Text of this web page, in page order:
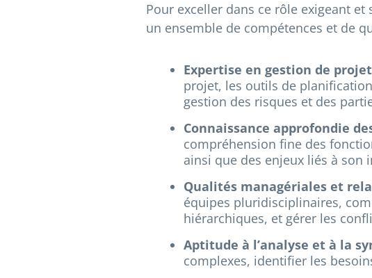
Pour exceller dans ce rôle exigeant
un ensemble de compétences et de
Expertise en gestion de
projet, les outils de
gestion des risques et des
Connaissance approfondie
compréhension fine des
ainsi que des enjeux liés à
Qualités managériales et
équipes pluridisciplinaires,
hiérarchiques, et gérer les
Aptitude à l’analyse et à la
complexes, identifier les